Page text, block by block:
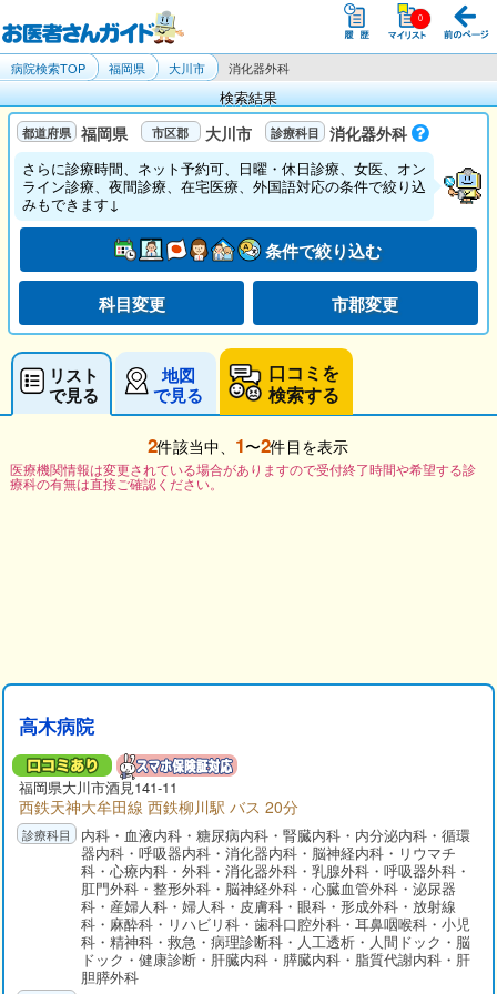
病院検索TOP 福岡県 大川市 消化器外科
検索結果
福岡県 大川市 消化器外科
さらに診療時間、ネット予約可、日曜・休日診療、女医、オン
ライン診療、夜間診療、在宅医療、外国語対応の条件で絞り込
みもできます↓
条件で絞り込む
科目変更 市郡変更
リスト
で見る
地図
で見る
口コミを
検索する
2件該当中、 1〜2件目を表示
医療機関情報は変更されている場合がありますので受付終了時間や希望する診
療科の有無は直接ご確認ください。
高木病院
福岡県大川市酒見141-11
西鉄天神大牟田線 西鉄柳川駅 バス 20分
内科・血液内科・糖尿病内科・腎臓内科・内分泌内科・循環
器内科・呼吸器内科・消化器内科・脳神経内科・リウマチ
科・心療内科・外科・消化器外科・乳腺外科・呼吸器外科・
肛門外科・整形外科・脳神経外科・心臓血管外科・泌尿器
科・産婦人科・婦人科・皮膚科・眼科・形成外科・放射線
科・麻酔科・リハビリ科・歯科口腔外科・耳鼻咽喉科・小児
科・精神科・救急・病理診断科・人工透析・人間ドック・脳
ドック・健康診断・肝臓内科・膵臓内科・脂質代謝内科・肝
胆膵外科